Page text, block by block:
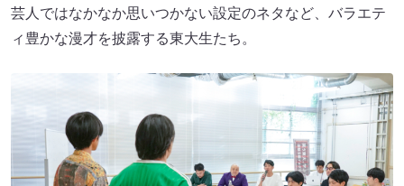
芸人ではなかなか思いつかない設定のネタなど、バラエテ
ィ豊かな漫才を披露する東大生たち。